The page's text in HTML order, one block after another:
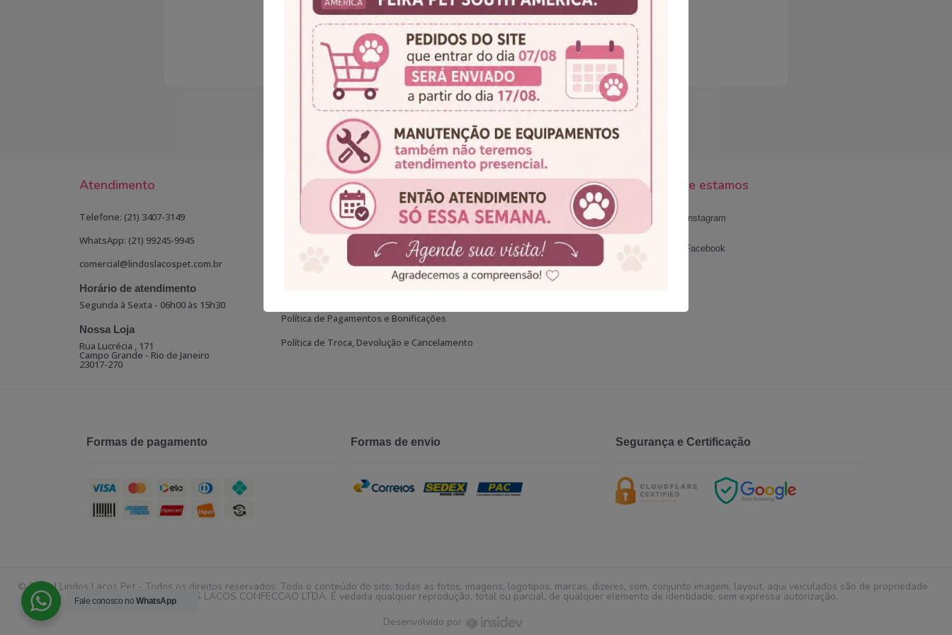
Esqueceu a senha?
Senha
Cadastre-se
Atendimento Políticas Onde estamos
Telefone: (21) 3407-3149
WhatsApp: (21) 99245-9945
comercial@lindoslacospet.com.br
Horário de atendimento
Segunda à Sexta - 06h00 às 15h30
Nossa Loja
Rua Lucrécia , 171
Campo Grande - Rio de Janeiro
23017-270
Política de Cookies
Política de Frete Grátis
Política de Pagamentos e Bonificações
Política de Troca, Devolução e Cancelamento
Fale Conosco
Sobre nós
Instagram
Facebook
Formas de pagamento Formas de envio Segurança e Certificação
© 2021 | Lindos Laços Pet - Todos os direitos reservados. Todo o conteúdo do site, todas as fotos, imagens, logotipos, marcas, dizeres, som, conjunto imagem, layout, aqui veiculados são de propriedade
exclusiva da LINDOS LACOS CONFECCAO LTDA. É vedada qualquer reprodução, total ou parcial, de qualquer elemento de identidade, sem expressa autorização.
Desenvolvido por
Voltar
Fale conosco noWhatsApp